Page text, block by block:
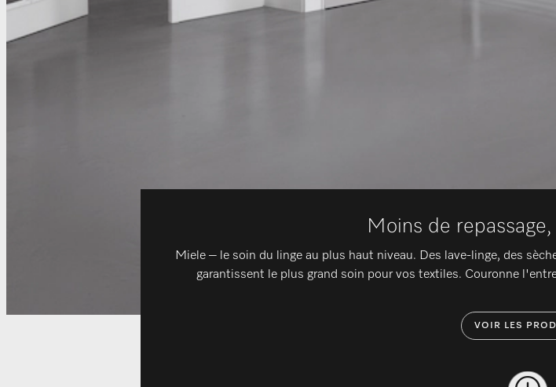
Moins de
Miele – le soin du linge au plus haut niveau. Des lave-linge, des
garantissent le plus grand soin pour vos textiles. Couronne
VOIR LES